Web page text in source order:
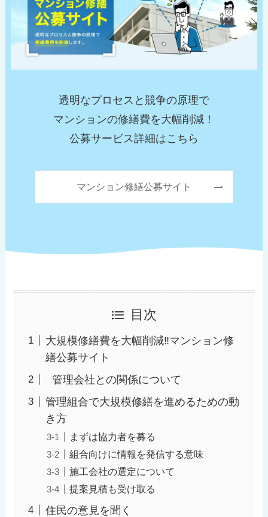
透明なプロセスと競争の原理で
マンションの修繕費を大幅削減！
公募サービス詳細はこちら
マンション修繕公募サイト
目次
大規模修繕費を大幅削減‼︎マンション修
繕公募サイト
管理会社との関係について
管理組合で大規模修繕を進めるための動
き方
まずは協力者を募る
組合向けに情報を発信する意味
施工会社の選定について
提案見積も受け取る
住民の意見を聞く